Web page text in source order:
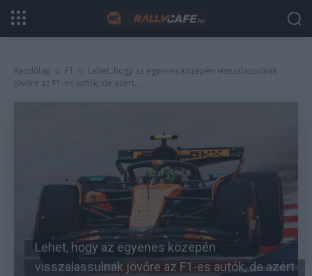
Kezdőlap F1
Lehet, hogy az egyenes közepén visszalassulnak
jövőre az F1-es autók, de azért...
Lehet, hogy az egyenes közepén
visszalassulnak jövőre az F1-es autók, de azért